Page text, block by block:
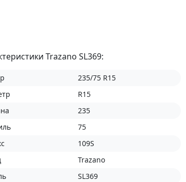
Trazano SL369:
235/75 R15
R15
235
75
109S
Trazano
SL369